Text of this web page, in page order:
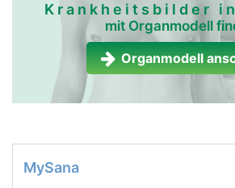
Krankheitsbilder
mit Organmodell
Organmodell
MySana